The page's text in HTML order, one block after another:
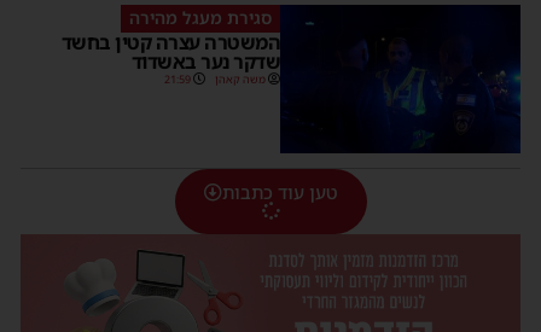
סגירת מעגל מהירה
המשטרה עצרה קטין בחשד
שדקר נער באשדוד
משה קאהן 21:59
טען עוד כתבות